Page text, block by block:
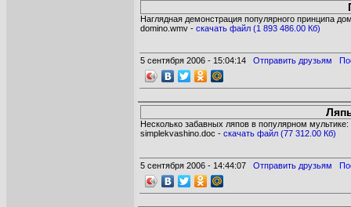
Наглядная демонстрация популярного принципа
domino.wmv - cкачать файл (1 893 486.00 Кб)
5 сентября 2006 - 15:04:14 Отправить друзьям
Несколько забавных ляпов в популярном мультике:
simplekvashino.doc - cкачать файл (77 312.00 Кб)
5 сентября 2006 - 14:44:07 Отправить друзьям